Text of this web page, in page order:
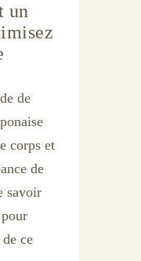
un
de
corps et
de
savoir
ce